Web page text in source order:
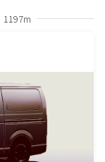
1197m